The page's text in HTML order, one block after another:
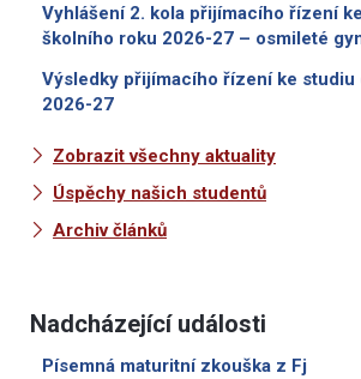
Vyhlášení 2. kola přijímacího řízení
školního roku 2026-27 – osmileté
Výsledky přijímacího řízení ke studiu
2026-27
Zobrazit všechny aktuality
Úspěchy našich studentů
Archiv článků
Nadcházející události
Písemná maturitní zkouška z Fj